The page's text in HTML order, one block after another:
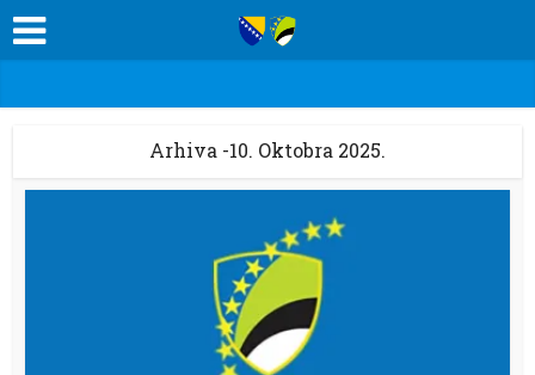
Arhiva -10. Oktobra 2025.